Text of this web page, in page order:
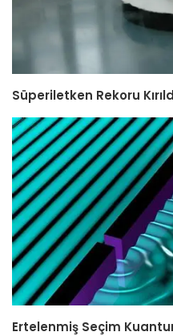
Süperiletken Rekoru
Ertelenmiş Seçim